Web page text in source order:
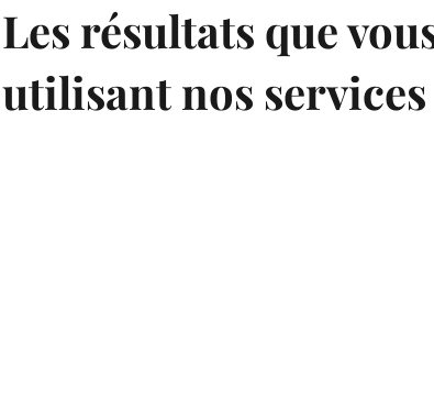
Les résultats que
utilisant nos services